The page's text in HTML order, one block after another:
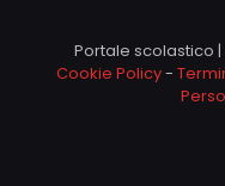
Portale scolastico
Cookie Policy-